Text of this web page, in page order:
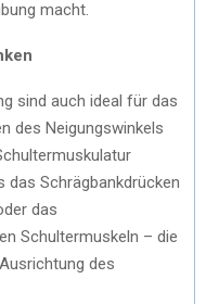
macht.
sind auch ideal für das
des Neigungswinkels
das Schrägbankdrücken
das
Schultermuskeln – die
des